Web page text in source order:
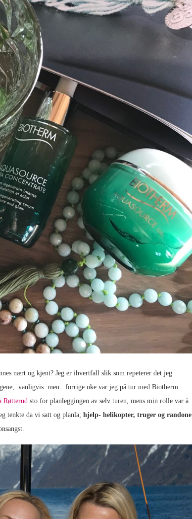
nært og kjent? Jeg er ihvertfall slik som repeterer det jeg
vanligvis..men.. forrige uke var jeg på tur med Biotherm.
Røtterud sto for planleggingen av selv turen, mens min rolle var å
tenkte da vi satt og planla; hjelp- helikopter, truger og randone